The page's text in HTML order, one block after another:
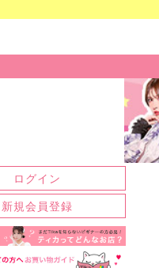
ログイン
新規会員登録